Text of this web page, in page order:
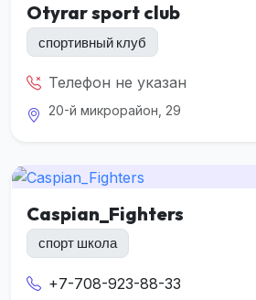
Otyrar sport club
спортивный клуб
Телефон не указан
20-й микрорайон, 29
Caspian_Fighters
спорт школа
+7-708-923-88-33